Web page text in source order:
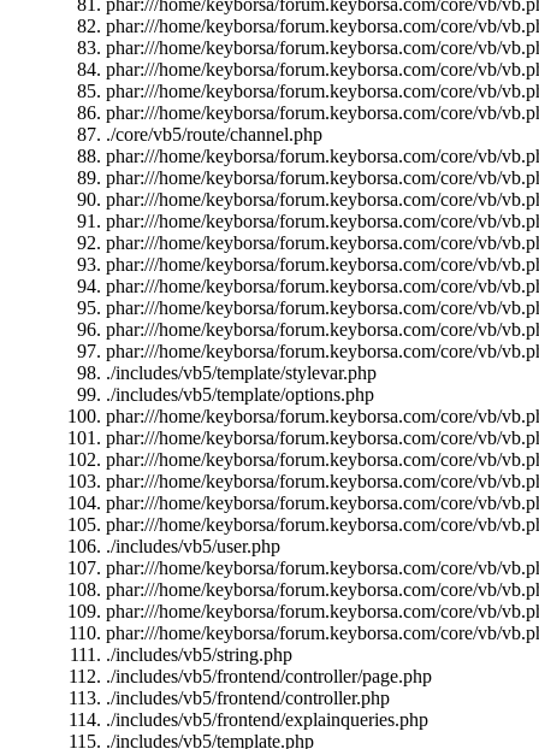
phar:///home/keyborsa/forum.keyborsa.com/core/vb/
phar:///home/keyborsa/forum.keyborsa.com/core/vb/
phar:///home/keyborsa/forum.keyborsa.com/core/vb/
phar:///home/keyborsa/forum.keyborsa.com/core/vb/
phar:///home/keyborsa/forum.keyborsa.com/core/vb/
phar:///home/keyborsa/forum.keyborsa.com/core/vb/
./core/vb5/route/channel.php
phar:///home/keyborsa/forum.keyborsa.com/core/vb/
phar:///home/keyborsa/forum.keyborsa.com/core/vb/
phar:///home/keyborsa/forum.keyborsa.com/core/vb/
phar:///home/keyborsa/forum.keyborsa.com/core/vb/
phar:///home/keyborsa/forum.keyborsa.com/core/vb/
phar:///home/keyborsa/forum.keyborsa.com/core/vb/
phar:///home/keyborsa/forum.keyborsa.com/core/vb/
phar:///home/keyborsa/forum.keyborsa.com/core/vb/
phar:///home/keyborsa/forum.keyborsa.com/core/vb/
phar:///home/keyborsa/forum.keyborsa.com/core/vb/
./includes/vb5/template/stylevar.php
./includes/vb5/template/options.php
phar:///home/keyborsa/forum.keyborsa.com/core/vb/
phar:///home/keyborsa/forum.keyborsa.com/core/vb/
phar:///home/keyborsa/forum.keyborsa.com/core/vb/
phar:///home/keyborsa/forum.keyborsa.com/core/vb/
phar:///home/keyborsa/forum.keyborsa.com/core/vb/
phar:///home/keyborsa/forum.keyborsa.com/core/vb/
./includes/vb5/user.php
phar:///home/keyborsa/forum.keyborsa.com/core/vb/
phar:///home/keyborsa/forum.keyborsa.com/core/vb/
phar:///home/keyborsa/forum.keyborsa.com/core/vb/
phar:///home/keyborsa/forum.keyborsa.com/core/vb/
./includes/vb5/string.php
./includes/vb5/frontend/controller/page.php
./includes/vb5/frontend/controller.php
./includes/vb5/frontend/explainqueries.php
./includes/vb5/template.php